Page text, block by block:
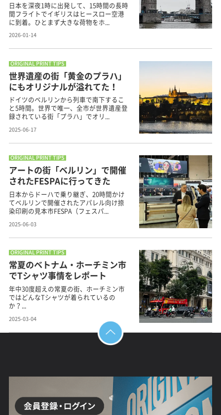
日本を深夜1時に出発して、15時間の長時
間フライトでイギリスはヒースロー空港
に到着。ひとまず大きな荷物をホ...
2026-01-14
ORIGINAL PRINT TIPS
世界遺産の街「黄金のプラハ」
にもオリジナルが溢れてた！
ドイツのベルリンから列車で南下するこ
と5時間。世界で唯一、全市が世界遺産登
録されている街「プラハ」でオリ...
2025-06-17
ORIGINAL PRINT TIPS
アートの街「ベルリン」で開催
されたFESPAに行ってきた
日本からドーハで乗り継ぎ、20時間かけ
てベルリンで開催されたアパレル向け捺
染印刷の見本市FESPA（フェスパ...
2025-06-03
ORIGINAL PRINT TIPS
常夏のベトナム・ホーチミン市
でTシャツ事情をレポート
年中30度超えの常夏の街、ホーチミン市
ではどんなTシャツが着られているの
か？...
2025-03-04